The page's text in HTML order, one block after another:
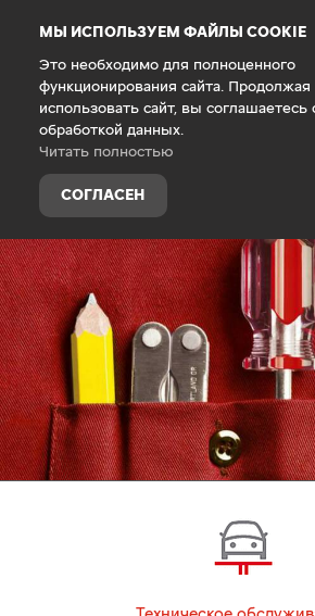
МЫ ИСПОЛЬЗУЕМ ФАЙЛЫ COOKIE
Это необходимо для полноценного
функционирования сайта. Продолжая
использовать сайт, вы соглашаетесь
обработкой данных.
Читать полностью
СОГЛАСЕН
Главная Владельцам